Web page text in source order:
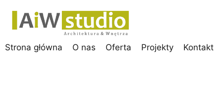
Strona główna O nas Oferta Projekty Kontakt